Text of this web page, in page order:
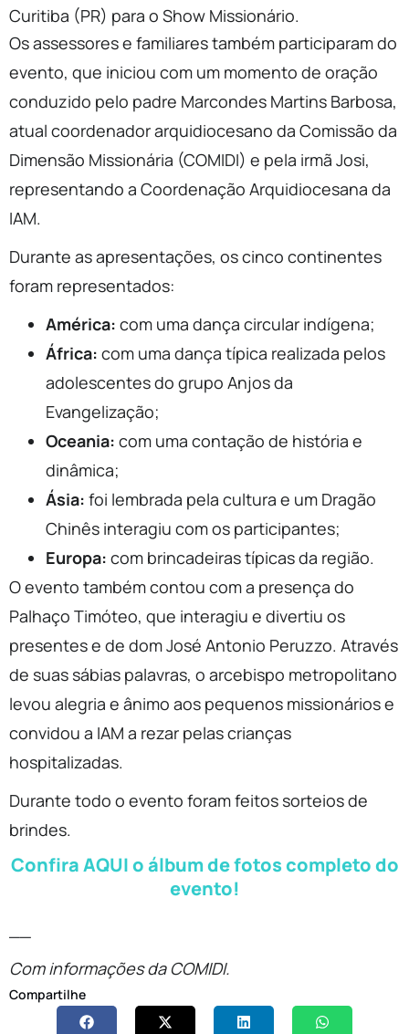
Curitiba (PR) para o Show Missionário.
Os assessores e familiares também participaram do
evento, que iniciou com um momento de oração
conduzido pelo padre Marcondes Martins Barbosa,
atual coordenador arquidiocesano da Comissão da
Dimensão Missionária (COMIDI) e pela irmã Josi,
representando a Coordenação Arquidiocesana da
IAM.
Durante as apresentações, os cinco continentes
foram representados:
América: com uma dança circular indígena;
África: com uma dança típica realizada pelos
adolescentes do grupo Anjos da
Evangelização;
Oceania: com uma contação de história e
dinâmica;
Ásia: foi lembrada pela cultura e um Dragão
Chinês interagiu com os participantes;
Europa: com brincadeiras típicas da região.
O evento também contou com a presença do
Palhaço Timóteo, que interagiu e divertiu os
presentes e de dom José Antonio Peruzzo. Através
de suas sábias palavras, o arcebispo metropolitano
levou alegria e ânimo aos pequenos missionários e
convidou a IAM a rezar pelas crianças
hospitalizadas.
Durante todo o evento foram feitos sorteios de
brindes.
Confira AQUI o álbum de fotos completo do
evento!
Com informações da COMIDI.
Compartilhe